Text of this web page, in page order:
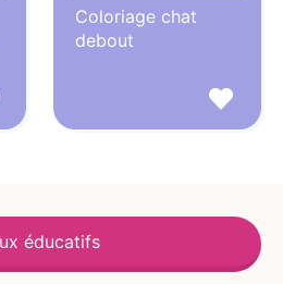
Coloriage chat
debout
éducatifs